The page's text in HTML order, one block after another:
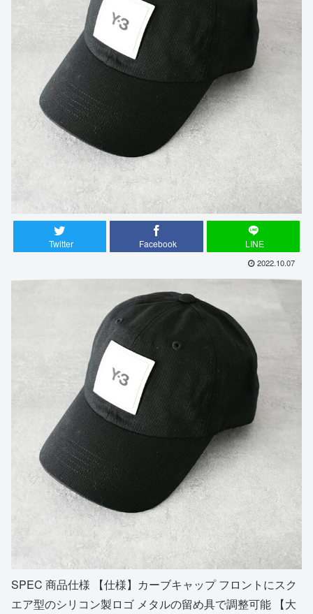
Twitter Facebook LINE
2022.10.07
SPEC 商品仕様 【仕様】カーブキャップ フロントにスク
エア型のシリコン製ロゴ メタルの留め具で調整可能 【大